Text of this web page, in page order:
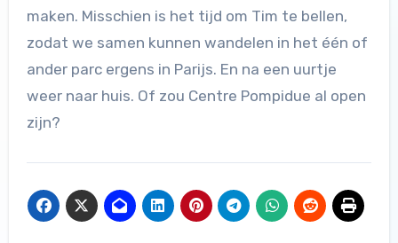
maken. Misschien is het tijd om Tim te bellen,
zodat we samen kunnen wandelen in het één of
ander parc ergens in Parijs. En na een uurtje
weer naar huis. Of zou Centre Pompidue al open
zijn?